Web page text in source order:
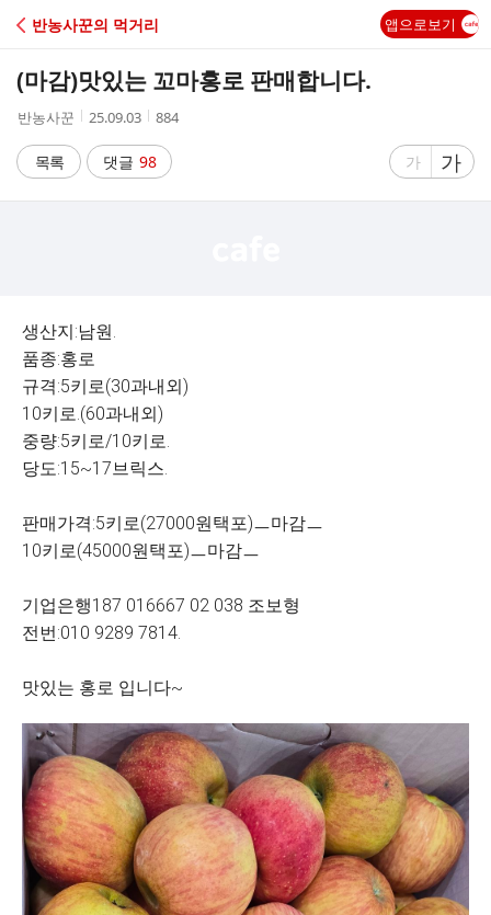
C
A
반농사꾼의 먹거리 앱으로보기
(마감)맛있는 꼬마홍로 판매합니다.
작
자
반농사꾼
작
시
간
25.09.03
조
수
884
목록 댓글 98
글
가
글
자
가
생산지:남원.
품종:홍로
규격:5키로(30과내외)
10키로.(60과내외)
중량:5키로/10키로.
당도:15~17브릭스.
판매가격:5키로(27000원택포)ㅡ마감ㅡ
10키로(45000원택포)ㅡ마감ㅡ
기업은행187 016667 02 038 조보형
전번:010 9289 7814.
맛있는 홍로 입니다~